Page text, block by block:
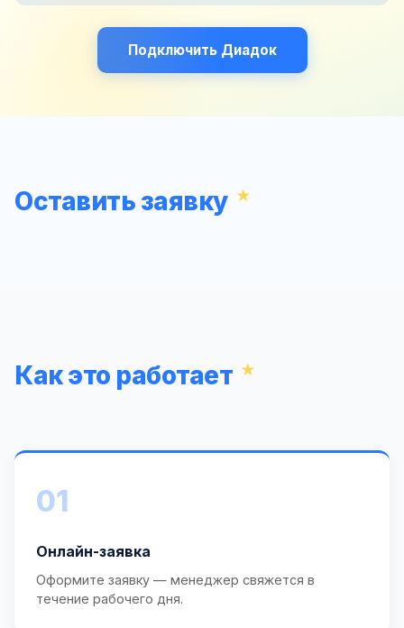
Подключить Диадок
Оставить заявку
Как это работает
01
Онлайн-заявка
Оформите заявку — менеджер свяжется в
течение рабочего дня.